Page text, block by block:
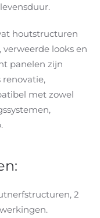
houtstructuren
looks en
panelen zijn
met zowel
2